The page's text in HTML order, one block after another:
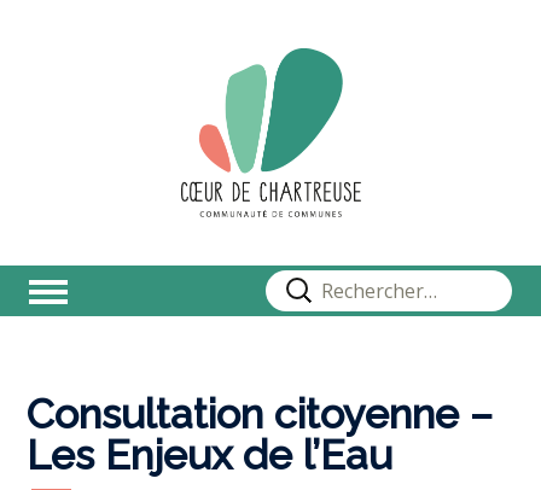
Rechercher :
Consultation citoyenne –
Les Enjeux de l’Eau